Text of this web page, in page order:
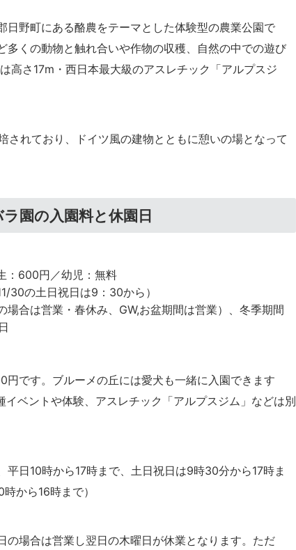
日野町にある酪農をテーマとした体験型の農業公園で
多くの動物と触れ合いや作物の収穫、自然の中での遊び
高さ17m・西日本最大級のアスレチック「アルプスジ
れており、ドイツ風の建物とともに憩いの場となって
園の入園料と休園日
：600円／幼児：無料
30の土日祝日は9：30から）
場合は営業・春休み、GW,お盆期間は営業）、冬季期間
です。ブルーメの丘には愛犬も一緒に入園できます
ベントや体験、アスレチック「アルプスジム」などは別
日10時から17時まで、土日祝日は9時30分から17時ま
から16時まで）
の場合は営業し翌日の木曜日が休業となります。ただ